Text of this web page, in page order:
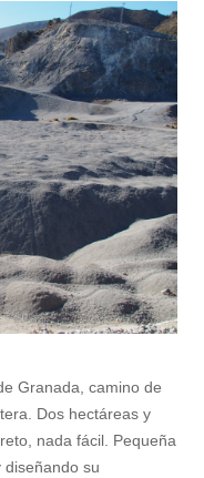
Granada, camino de
Dos hectáreas y
nada fácil. Pequeña
diseñando su